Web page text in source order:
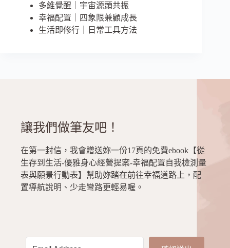
多維覺醒｜宇宙源頭共振
幸福配置｜四象限兼顧成長
生活即修行｜日常工具方法
讓我們做筆友吧！
在第一封信，我會贈送妳一份17頁的免費ebook【從
生存到生活-優雅身心經營提案-幸福配置自我檢測量
表與願景行動表】幫助妳踏在前往幸福道路上，配
置導航說明、少走彎路更輕易喔。